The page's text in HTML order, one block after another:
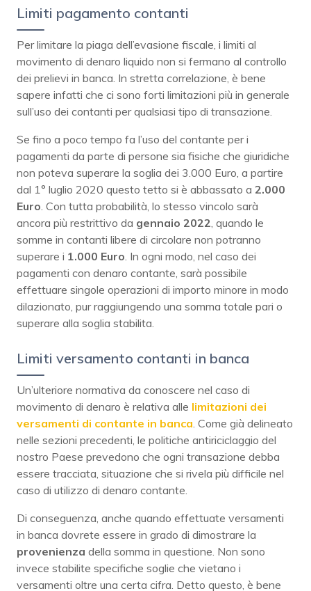
Limiti pagamento contanti
Per limitare la piaga dell’evasione fiscale, i limiti al
movimento di denaro liquido non si fermano al controllo
dei prelievi in banca. In stretta correlazione, è bene
sapere infatti che ci sono forti limitazioni più in generale
sull’uso dei contanti per qualsiasi tipo di transazione.
Se fino a poco tempo fa l’uso del contante per i
pagamenti da parte di persone sia fisiche che giuridiche
non poteva superare la soglia dei 3.000 Euro, a partire
dal 1° luglio 2020 questo tetto si è abbassato a 2.000
Euro . Con tutta probabilità, lo stesso vincolo sarà
ancora più restrittivo da gennaio 2022 , quando le
somme in contanti libere di circolare non potranno
superare i 1.000 Euro . In ogni modo, nel caso dei
pagamenti con denaro contante, sarà possibile
effettuare singole operazioni di importo minore in modo
dilazionato, pur raggiungendo una somma totale pari o
superare alla soglia stabilita.
Limiti versamento contanti in banca
Un’ulteriore normativa da conoscere nel caso di
movimento di denaro è relativa alle limitazioni dei
versamenti di contante in banca . Come già delineato
nelle sezioni precedenti, le politiche antiriciclaggio del
nostro Paese prevedono che ogni transazione debba
essere tracciata, situazione che si rivela più difficile nel
caso di utilizzo di denaro contante.
Di conseguenza, anche quando effettuate versamenti
in banca dovrete essere in grado di dimostrare la
provenienza della somma in questione. Non sono
invece stabilite specifiche soglie che vietano i
versamenti oltre una certa cifra. Detto questo, è bene